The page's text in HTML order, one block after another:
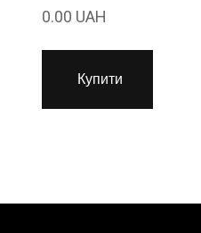
0.00 UAH
Купити